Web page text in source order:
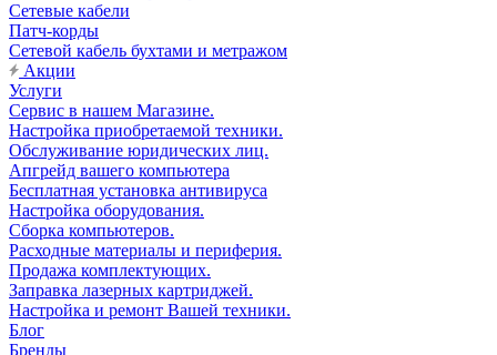
Сетевые кабели
Патч-корды
Сетевой кабель бухтами и метражом
Акции
Услуги
Сервис в нашем Магазине.
Настройка приобретаемой техники.
Обслуживание юридических лиц.
Апгрейд вашего компьютера
Бесплатная установка антивируса
Настройка оборудования.
Сборка компьютеров.
Расходные материалы и периферия.
Продажа комплектующих.
Заправка лазерных картриджей.
Настройка и ремонт Вашей техники.
Блог
Бренды